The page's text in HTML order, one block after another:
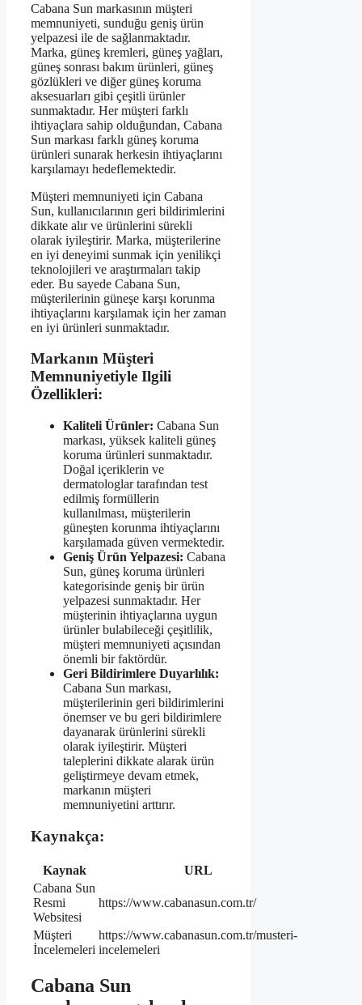
Cabana Sun markasının müşteri
memnuniyeti, sunduğu geniş ürün
yelpazesi ile de sağlanmaktadır.
Marka, güneş kremleri, güneş yağları,
güneş sonrası bakım ürünleri, güneş
gözlükleri ve diğer güneş koruma
aksesuarları gibi çeşitli ürünler
sunmaktadır. Her müşteri farklı
ihtiyaçlara sahip olduğundan, Cabana
Sun markası farklı güneş koruma
ürünleri sunarak herkesin ihtiyaçlarını
karşılamayı hedeflemektedir.
Müşteri memnuniyeti için Cabana
Sun, kullanıcılarının geri bildirimlerini
dikkate alır ve ürünlerini sürekli
olarak iyileştirir. Marka, müşterilerine
en iyi deneyimi sunmak için yenilikçi
teknolojileri ve araştırmaları takip
eder. Bu sayede Cabana Sun,
müşterilerinin güneşe karşı korunma
ihtiyaçlarını karşılamak için her zaman
en iyi ürünleri sunmaktadır.
Markanın Müşteri
Memnuniyetiyle Ilgili
Özellikleri:
Kaliteli Ürünler: Cabana Sun
markası, yüksek kaliteli güneş
koruma ürünleri sunmaktadır.
Doğal içeriklerin ve
dermatologlar tarafından test
edilmiş formüllerin
kullanılması, müşterilerin
güneşten korunma ihtiyaçlarını
karşılamada güven vermektedir.
Geniş Ürün Yelpazesi: Cabana
Sun, güneş koruma ürünleri
kategorisinde geniş bir ürün
yelpazesi sunmaktadır. Her
müşterinin ihtiyaçlarına uygun
ürünler bulabileceği çeşitlilik,
müşteri memnuniyeti açısından
önemli bir faktördür.
Geri Bildirimlere Duyarlılık:
Cabana Sun markası,
müşterilerinin geri bildirimlerini
önemser ve bu geri bildirimlere
dayanarak ürünlerini sürekli
olarak iyileştirir. Müşteri
taleplerini dikkate alarak ürün
geliştirmeye devam etmek,
markanın müşteri
memnuniyetini arttırır.
Kaynakça:
Kaynak
URL
Cabana Sun
Resmi
Websitesi
https://www.cabanasun.com.tr/
Müşteri
İncelemeleri
https://www.cabanasun.com.tr/musteri-
incelemeleri
Cabana Sun